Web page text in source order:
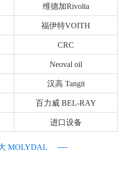
维德加Rivolta
福伊特VOITH
CRC
Neoval oil
汉高 Tangit
百力威 BEL-RAY
进口设备
MOLYDAL